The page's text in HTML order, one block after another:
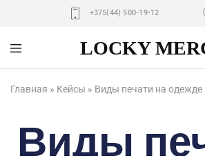
+375(44) 500-19-12
LOCKY
Locky
Изготовление
мерча
Главная » Кейсы » Виды печати на
Виды